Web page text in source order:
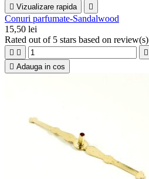
 Vizualizare rapida 
Conuri parfumate-Sandalwood
15,50 lei
Rated out of 5 stars based on review(s)
  
 Adauga in cos